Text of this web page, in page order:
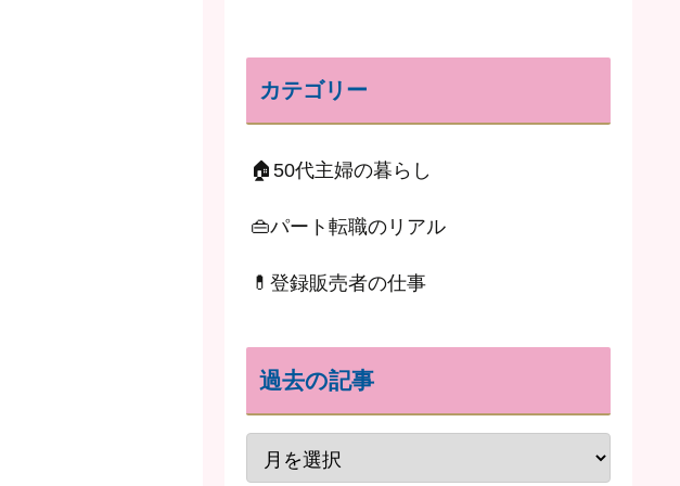
カテゴリー
🏠50代主婦の暮らし
👜パート転職のリアル
💊登録販売者の仕事
過去の記事